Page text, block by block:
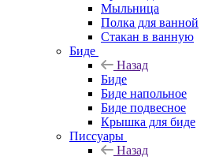
Мыльница
Полка для ванной
Стакан в ванную
Биде
Назад
Биде
Биде напольное
Биде подвесное
Крышка для биде
Писсуары
Назад